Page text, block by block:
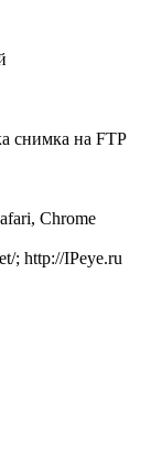
снимка на FTP
Chrome
; http://IPeye.ru